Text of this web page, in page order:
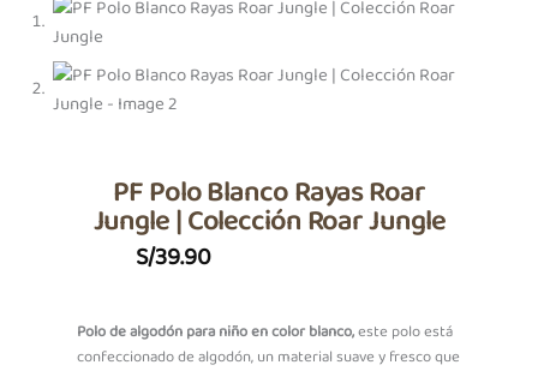
PF Polo Blanco Rayas Roar
Jungle | Colección Roar Jungle
S/39.90
Polo de algodón para niño en color blanco,este polo está
confeccionado de algodón, un material suave y fresco que